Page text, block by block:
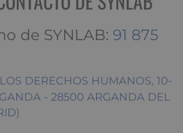
de SYNLAB: 91 875
DERECHOS HUMANOS, 10-
- 28500 ARGANDA DEL